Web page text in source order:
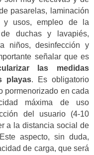
pasarelas, laminación
y usos, empleo de la
duchas y lavapiés,
niños, desinfección y
señalar que es
las medidas
playas. Es obligatorio
pormenorizado en cada
máxima de uso
del usuario (4-10
a la distancia social de
aspecto, sin duda,
de carga, que será